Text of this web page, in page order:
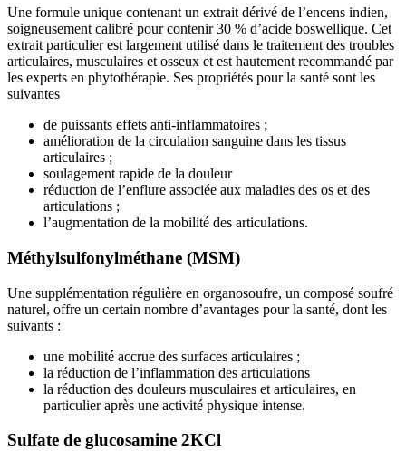
Une formule unique contenant un extrait dérivé de l’encens indien,
soigneusement calibré pour contenir 30 % d’acide boswellique. Cet
extrait particulier est largement utilisé dans le traitement des troubles
articulaires, musculaires et osseux et est hautement recommandé par
les experts en phytothérapie. Ses propriétés pour la santé sont les
suivantes
de puissants effets anti-inflammatoires ;
amélioration de la circulation sanguine dans les tissus
articulaires ;
soulagement rapide de la douleur
réduction de l’enflure associée aux maladies des os et des
articulations ;
l’augmentation de la mobilité des articulations.
Méthylsulfonylméthane (MSM)
Une supplémentation régulière en organosoufre, un composé soufré
naturel, offre un certain nombre d’avantages pour la santé, dont les
suivants :
une mobilité accrue des surfaces articulaires ;
la réduction de l’inflammation des articulations
la réduction des douleurs musculaires et articulaires, en
particulier après une activité physique intense.
Sulfate de glucosamine 2KCl